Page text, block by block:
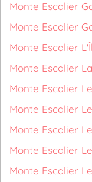
Monte Escalier
Monte Escalier
Monte Escalier
Monte Escalier
Monte Escalier
Monte Escalier
Monte Escalier
Monte Escalier
Monte Escalier